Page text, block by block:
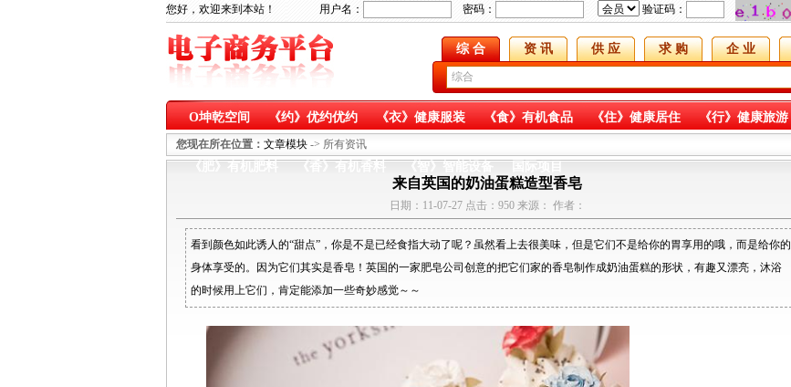
您好，欢迎来到本站！ 用户名： 密码： 验证码：
综 合 资 讯 供 应 求 购 企 业
O坤乾空间 《约》优约优约 《衣》健康服装 《食》有机食品 《住》健康居住 《行》健康旅游
《乐》健康娱乐
《医》药食同源
《肥》有机肥料
《香》有机香料 《智》智能设备 国际项目
您现在所在位置： 文章模块 -> 所有资讯
来自英国的奶油蛋糕造型香皂
日期：11-07-27 点击：950 来源： 作者：
看到颜色如此诱人的“甜点”，你是不是已经食指大动了呢？虽然看上去很美味，但是它们不是给你的胃享用的哦，而是给你的
身体享受的。因为它们其实是香皂！英国的一家肥皂公司创意的把它们家的香皂制作成奶油蛋糕的形状，有趣又漂亮，沐浴
的时候用上它们，肯定能添加一些奇妙感觉～～